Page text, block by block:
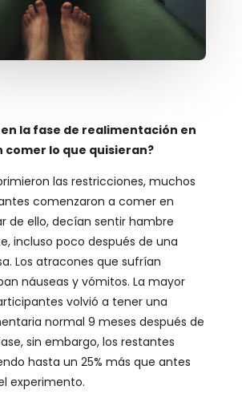
la fase de realimentación en
comer lo que quisieran?
las restricciones, muchos
comenzaron a comer en
de ello, decían sentir hambre
incluso poco después de una
Los atracones que sufrían
náuseas y vómitos. La mayor
volvió a tener una
normal 9 meses después de
sin embargo, los restantes
hasta un 25% más que antes
experimento.